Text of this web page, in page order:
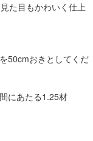
た目もかわいく仕上
50cmおきとしてくだ
にあたる1.25材